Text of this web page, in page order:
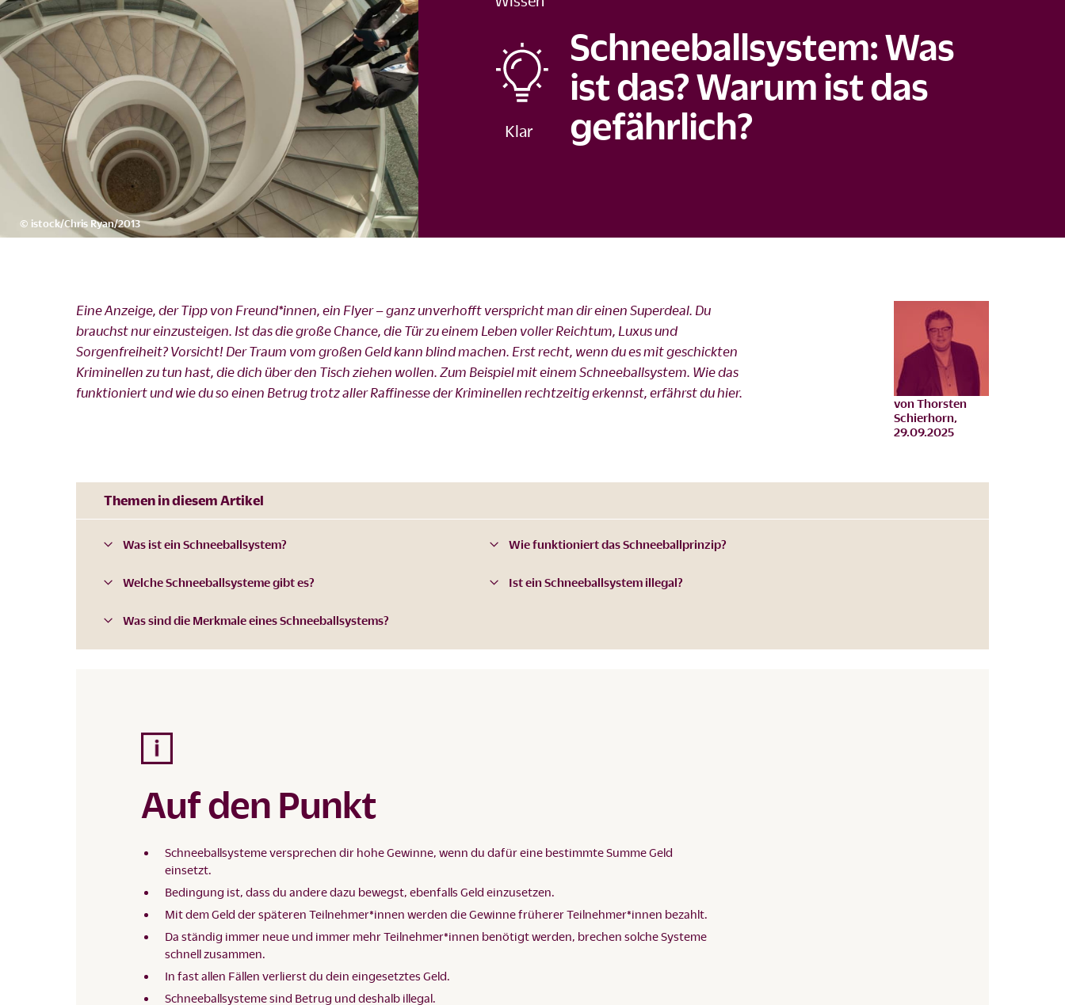
© istock/Chris Ryan/2013
Schneeballsystem: Was
ist das? Warum ist das
gefährlich?
vonThorsten
Schierhorn
29.09.2025
Eine Anzeige, der Tipp von Freund*innen, ein Flyer – ganz unverhofft verspricht man dir einen Superdeal. Du
brauchst nur einzusteigen. Ist das die große Chance, die Tür zu einem Leben voller Reichtum, Luxus und
Sorgenfreiheit? Vorsicht! Der Traum vom großen Geld kann blind machen. Erst recht, wenn du es mit geschickten
Kriminellen zu tun hast, die dich über den Tisch ziehen wollen. Zum Beispiel mit einem Schneeballsystem. Wie das
funktioniert und wie du so einen Betrug trotz aller Raffinesse der Kriminellen rechtzeitig erkennst, erfährst du hier.
Themen in diesem Artikel
Was ist ein Schneeballsystem? Wie funktioniert das Schneeballprinzip?
Welche Schneeballsysteme gibt es? Ist ein Schneeballsystem illegal?
Was sind die Merkmale eines Schneeballsystems?
Auf den Punkt
Schneeballsysteme versprechen dir hohe Gewinne, wenn du dafür eine bestimmte Summe Geld
einsetzt.
Bedingung ist, dass du andere dazu bewegst, ebenfalls Geld einzusetzen.
Mit dem Geld der späteren Teilnehmer*innen werden die Gewinne früherer Teilnehmer*innen bezahlt.
Da ständig immer neue und immer mehr Teilnehmer*innen benötigt werden, brechen solche Systeme
schnell zusammen.
In fast allen Fällen verlierst du dein eingesetztes Geld.
Schneeballsysteme sind Betrug und deshalb illegal.